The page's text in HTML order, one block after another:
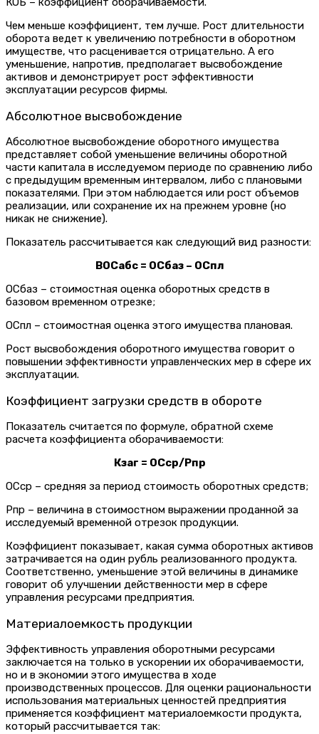
Чем меньше коэффициент, тем лучше. Рост длительности
оборота ведет к увеличению потребности в оборотном
имуществе, что расценивается отрицательно. А его
уменьшение, напротив, предполагает высвобождение
активов и демонстрирует рост эффективности
эксплуатации ресурсов фирмы.
Абсолютное высвобождение
Абсолютное высвобождение оборотного имущества
представляет собой уменьшение величины оборотной
части капитала в исследуемом периоде по сравнению либо
с предыдущим временным интервалом, либо с плановыми
показателями. При этом наблюдается или рост объемов
реализации, или сохранение их на прежнем уровне (но
никак не снижение).
Показатель рассчитывается как следующий вид разности:
ВОСабс = ОСбаз – ОСпл
ОСбаз – стоимостная оценка оборотных средств в
базовом временном отрезке;
ОСпл – стоимостная оценка этого имущества плановая.
Рост высвобождения оборотного имущества говорит о
повышении эффективности управленческих мер в сфере их
эксплуатации.
Коэффициент загрузки средств в обороте
Показатель считается по формуле, обратной схеме
расчета коэффициента оборачиваемости:
Кзаг = ОСср/Рпр
ОСср – средняя за период стоимость оборотных средств;
Рпр – величина в стоимостном выражении проданной за
исследуемый временной отрезок продукции.
Коэффициент показывает, какая сумма оборотных активов
затрачивается на один рубль реализованного продукта.
Соответственно, уменьшение этой величины в динамике
говорит об улучшении действенности мер в сфере
управления ресурсами предприятия.
Материалоемкость продукции
Эффективность управления оборотными ресурсами
заключается на только в ускорении их оборачиваемости,
но и в экономии этого имущества в ходе
производственных процессов. Для оценки рациональности
использования материальных ценностей предприятия
применяется коэффициент материалоемкости продукта,
который рассчитывается так: